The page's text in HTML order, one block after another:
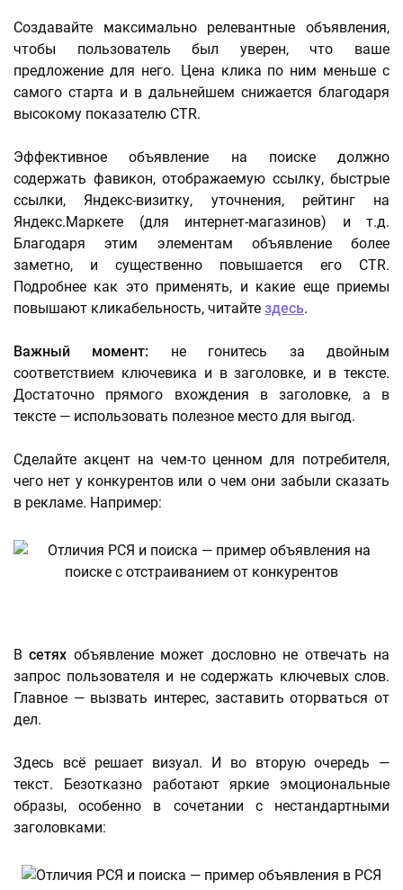
Создавайте максимально релевантные объявления,
чтобы пользователь был уверен, что ваше
предложение для него. Цена клика по ним меньше с
самого старта и в дальнейшем снижается благодаря
высокому показателю CTR.
Эффективное объявление на поиске должно
содержать фавикон, отображаемую ссылку, быстрые
ссылки, Яндекс-визитку, уточнения, рейтинг на
Яндекс.Маркете (для интернет-магазинов) и т.д.
Благодаря этим элементам объявление более
заметно, и существенно повышается его CTR.
Подробнее как это применять, и какие еще приемы
повышают кликабельность, читайте здесь.
Важный момент: не гонитесь за двойным
соответствием ключевика и в заголовке, и в тексте.
Достаточно прямого вхождения в заголовке, а в
тексте — использовать полезное место для выгод.
Сделайте акцент на чем-то ценном для потребителя,
чего нет у конкурентов или о чем они забыли сказать
в рекламе. Например:
Всетях объявление может дословно не отвечать на
запрос пользователя и не содержать ключевых слов.
Главное — вызвать интерес, заставить оторваться от
дел.
Здесь всё решает визуал. И во вторую очередь —
текст. Безотказно работают яркие эмоциональные
образы, особенно в сочетании с нестандартными
заголовками: